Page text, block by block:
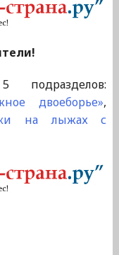
двоеборье»,
на лыжах с